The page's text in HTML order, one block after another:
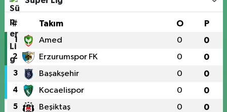
# Takım O P
1 Amed 0 0
2 Erzurumspor FK 0 0
3 Başakşehir 0 0
4 Kocaelispor 0 0
5 Beşiktaş 0 0